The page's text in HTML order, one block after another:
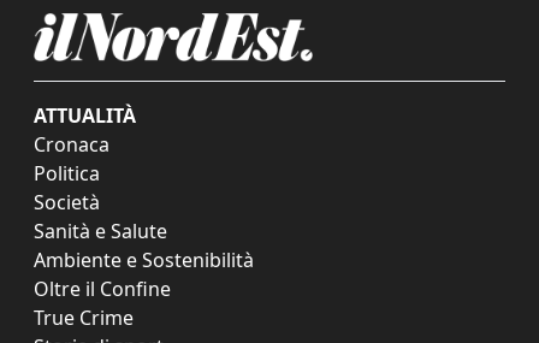
ATTUALITÀ
Cronaca
Politica
Società
Sanità e Salute
Ambiente e Sostenibilità
Oltre il Confine
True Crime